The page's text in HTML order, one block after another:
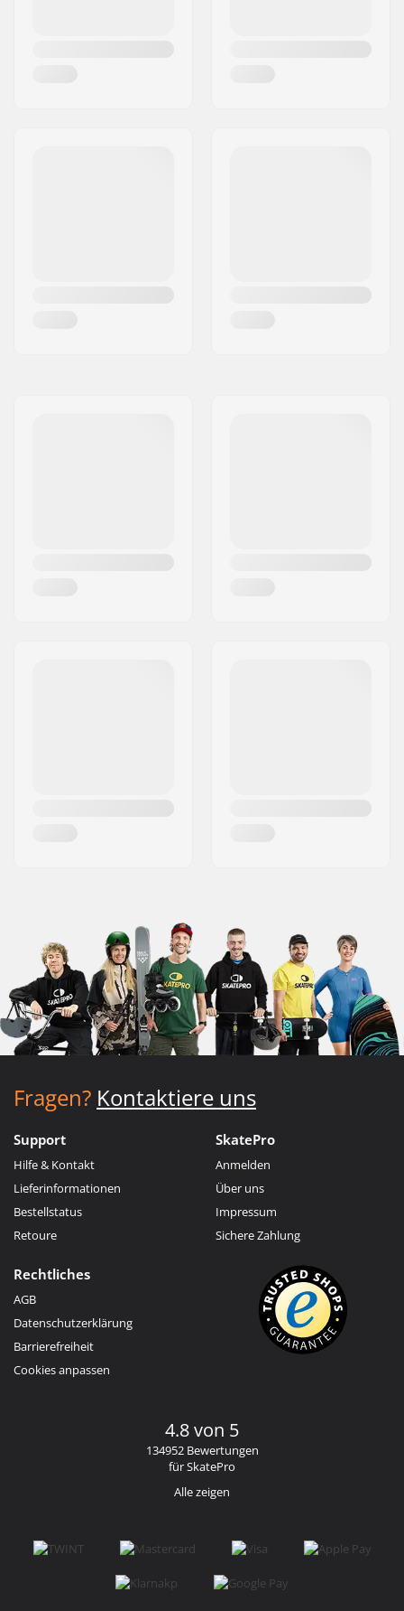
Fragen? Kontaktiere uns
Support
Hilfe & Kontakt
Lieferinformationen
Bestellstatus
Retoure
SkatePro
Anmelden
Über uns
Impressum
Sichere Zahlung
Rechtliches
AGB
Datenschutzerklärung
Barrierefreiheit
Cookies anpassen
4.8 von 5
134952 Bewertungen
für SkatePro
Alle zeigen